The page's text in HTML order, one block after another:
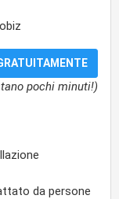
pochi minuti!)
da persone